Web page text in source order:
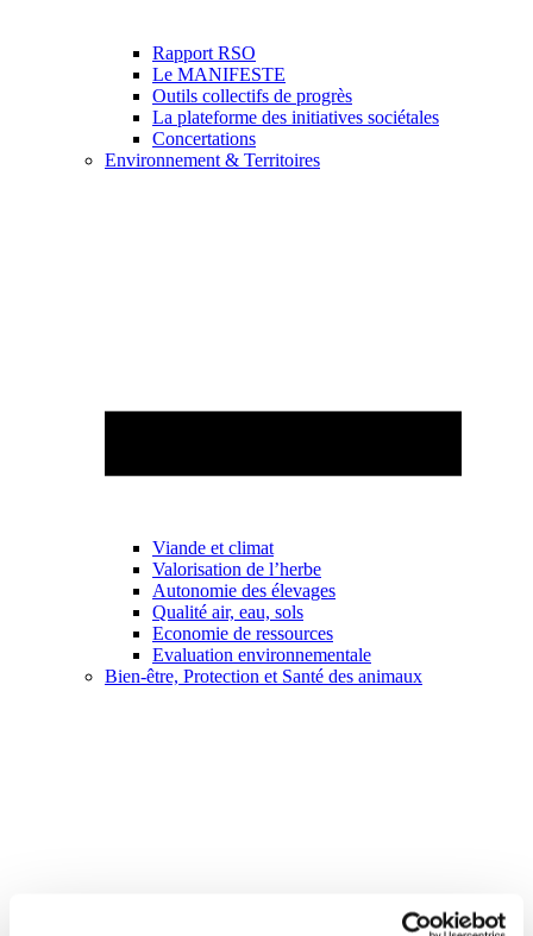
Rapport RSO
Le MANIFESTE
Outils collectifs de progrès
La plateforme des initiatives sociétales
Concertations
Environnement & Territoires
Viande et climat
Valorisation de l’herbe
Autonomie des élevages
Qualité air, eau, sols
Economie de ressources
Evaluation environnementale
Bien-être, Protection et Santé des animaux